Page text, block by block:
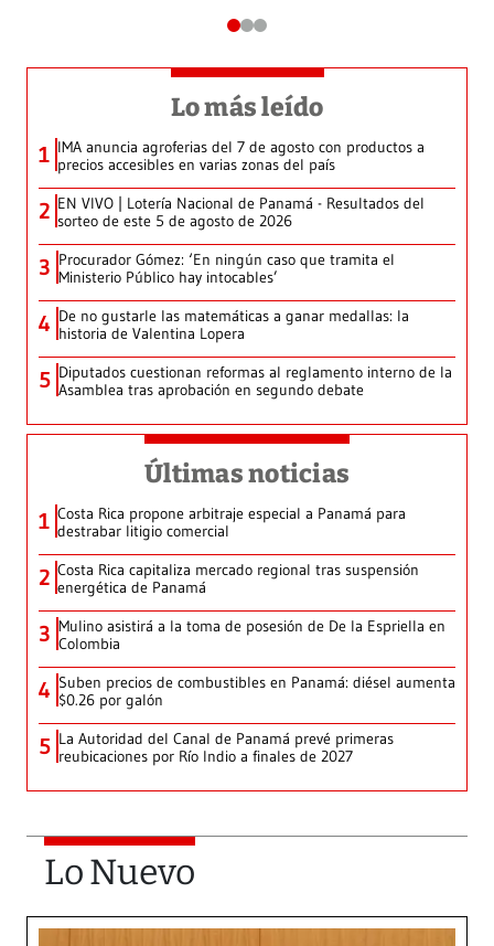
Lo más leído
1 IMA anuncia agroferias del 7 de agosto con productos a
precios accesibles en varias zonas del país
2 EN VIVO | Lotería Nacional de Panamá - Resultados del
sorteo de este 5 de agosto de 2026
3 Procurador Gómez: ‘En ningún caso que tramita el
Ministerio Público hay intocables’
4 De no gustarle las matemáticas a ganar medallas: la
historia de Valentina Lopera
5 Diputados cuestionan reformas al reglamento interno de la
Asamblea tras aprobación en segundo debate
Últimas noticias
1 Costa Rica propone arbitraje especial a Panamá para
destrabar litigio comercial
2 Costa Rica capitaliza mercado regional tras suspensión
energética de Panamá
3 Mulino asistirá a la toma de posesión de De la Espriella en
Colombia
4 Suben precios de combustibles en Panamá: diésel aumenta
$0.26 por galón
5 La Autoridad del Canal de Panamá prevé primeras
reubicaciones por Río Indio a finales de 2027
Lo Nuevo